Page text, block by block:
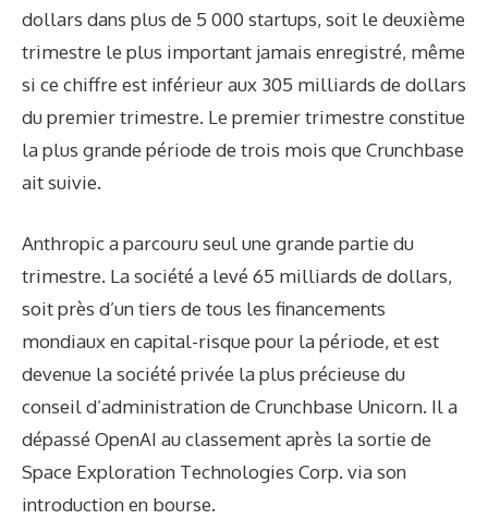
dollars dans plus de 5 000 startups, soit le deuxième
trimestre le plus important jamais enregistré, même
si ce chiffre est inférieur aux 305 milliards de dollars
du premier trimestre. Le premier trimestre constitue
la plus grande période de trois mois que Crunchbase
ait suivie.
Anthropic a parcouru seul une grande partie du
trimestre. La société a levé 65 milliards de dollars,
soit près d’un tiers de tous les financements
mondiaux en capital-risque pour la période, et est
devenue la société privée la plus précieuse du
conseil d’administration de Crunchbase Unicorn. Il a
dépassé OpenAI au classement après la sortie de
Space Exploration Technologies Corp. via son
introduction en bourse.